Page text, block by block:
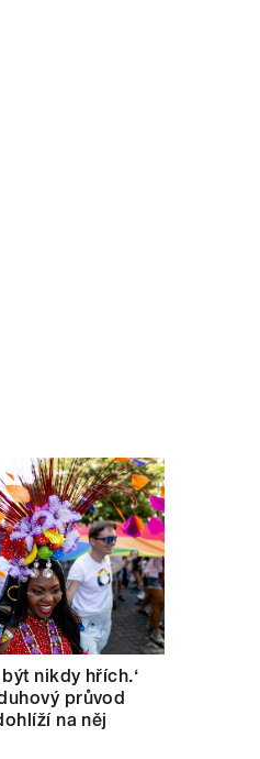
nikdy hřích.‘
průvod
na něj